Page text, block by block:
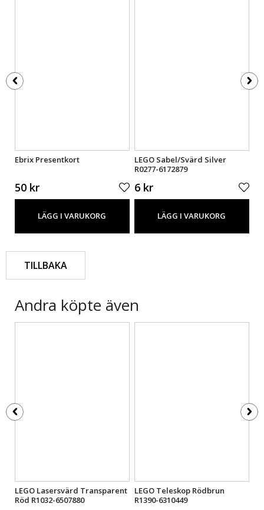
Ebrix Presentkort
50 kr
LÄGG I VARUKORG
LEGO Sabel/Svärd Silver
R0277-6172879
6 kr
LÄGG I VARUKORG
TILLBAKA
Andra köpte även
LEGO Lasersvärd Transparent
Röd R1032-6507880
LEGO Teleskop Rödbrun
R1390-6310449